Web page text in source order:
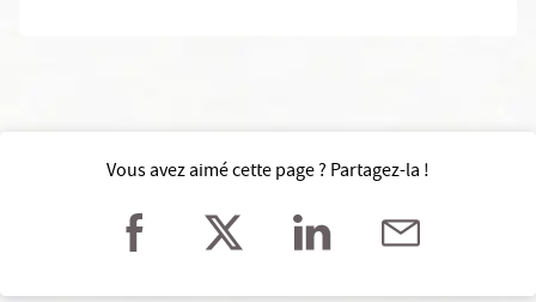
Vous avez aimé cette page ? Partagez-la !